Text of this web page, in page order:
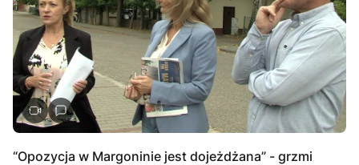
“Opozycja w Margoninie jest dojeżdżana” - grzmi